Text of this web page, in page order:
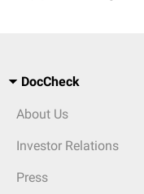
DocCheck
About Us
Investor Relations
Press